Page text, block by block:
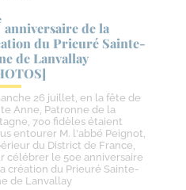
anniversaire de la
du Prieuré Sainte-​
de Lanvallay
26 juillet, en la fête de
Anne, Patronne de la
700 fidèles étaient
entourer M. l'abbé Peignot,
du District de France,
célébrer le 50e anniversaire
création du Prieuré Sainte-
de Lanvallay